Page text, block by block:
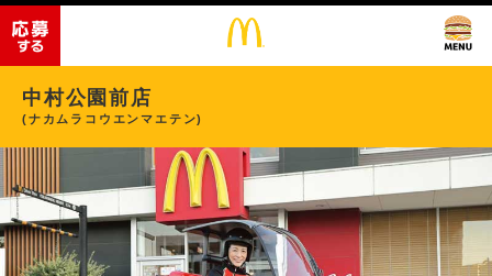
中村公園前店
(ナカムラコウエンマエテン)